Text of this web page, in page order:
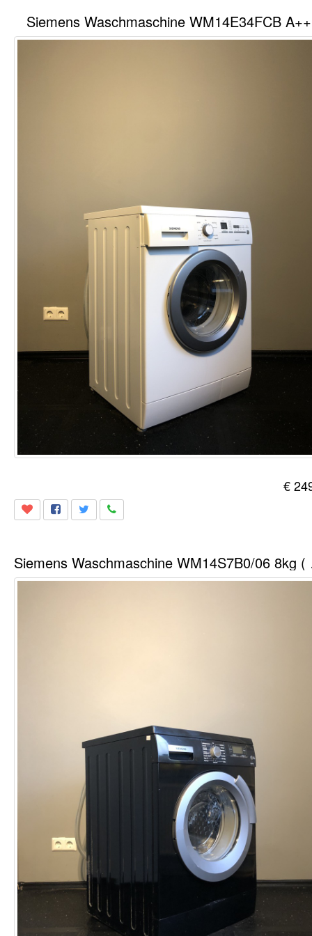
Siemens Waschmaschine WM14E34FCB
€